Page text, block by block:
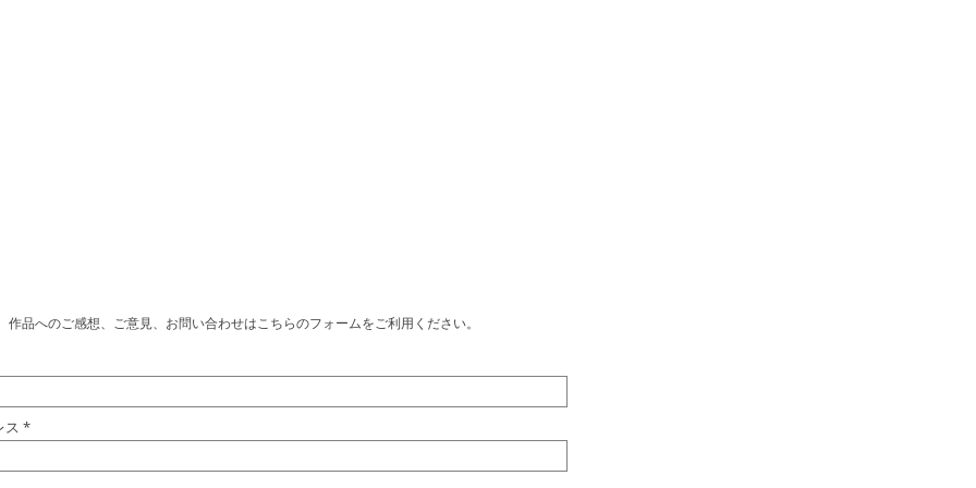
​作品へのご感想、ご意見、お問い合わせはこちらのフォームをご利用ください。
ス